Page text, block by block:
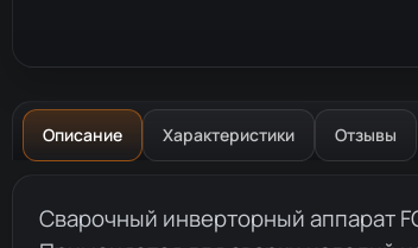
Описание Характеристики Отзывы
Описание товара
Сварочный инверторный аппарат